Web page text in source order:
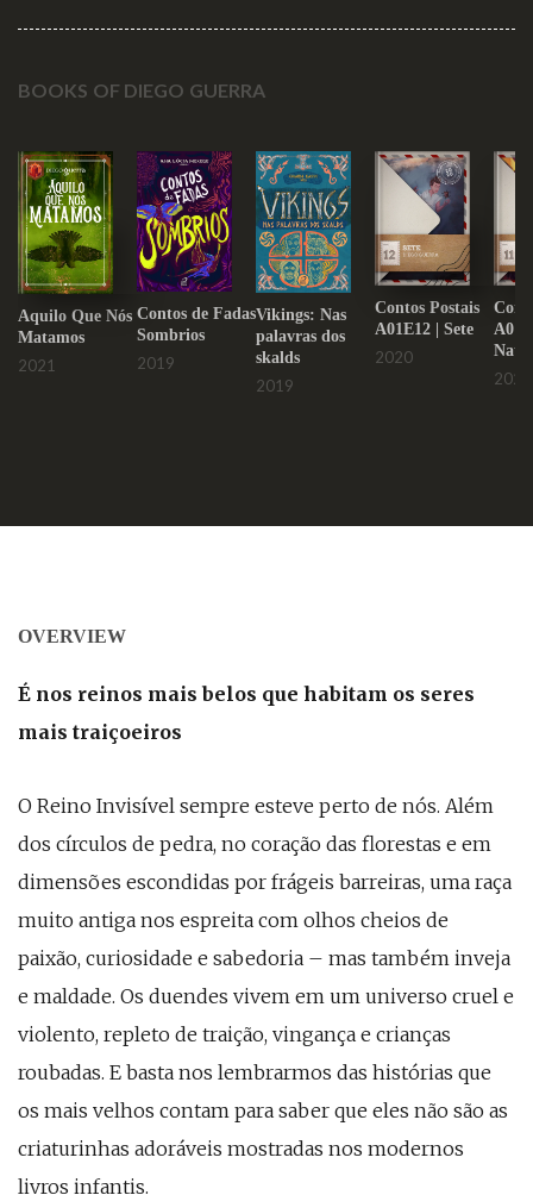
BOOKS OF DIEGO GUERRA
Aquilo Que Nós
Matamos
2021
Contos de Fadas
Sombrios
2019
Vikings: Nas
palavras dos
skalds
2019
Contos Postais
A01E12 | Sete
2020
Natal
2020
OVERVIEW
É nos reinos mais belos que habitam os seres
mais traiçoeiros
O Reino Invisível sempre esteve perto de nós. Além
dos círculos de pedra, no coração das florestas e em
dimensões escondidas por frágeis barreiras, uma raça
muito antiga nos espreita com olhos cheios de
paixão, curiosidade e sabedoria – mas também inveja
e maldade. Os duendes vivem em um universo cruel e
violento, repleto de traição, vingança e crianças
roubadas. E basta nos lembrarmos das histórias que
os mais velhos contam para saber que eles não são as
criaturinhas adoráveis mostradas nos modernos
livros infantis.